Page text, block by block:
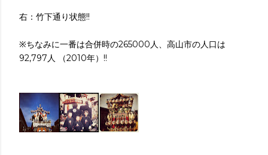
右：竹下通り状態!!
※ちなみに一番は合併時の265000人、高山市の人口は
92,797人 （2010年）!!